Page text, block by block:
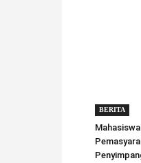
BERITA